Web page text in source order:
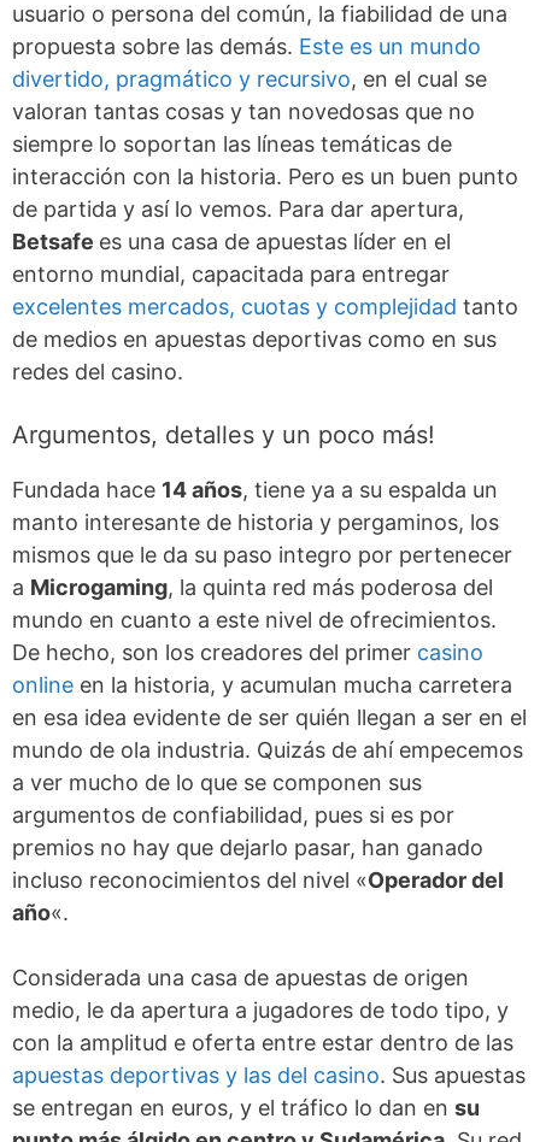
usuario o persona del común, la fiabilidad de una
propuesta sobre las demás. Este es un mundo
divertido, pragmático y recursivo, en el cual se
valoran tantas cosas y tan novedosas que no
siempre lo soportan las líneas temáticas de
interacción con la historia. Pero es un buen punto
de partida y así lo vemos. Para dar apertura,
Betsafe es una casa de apuestas líder en el
entorno mundial, capacitada para entregar
excelentes mercados, cuotas y complejidad tanto
de medios en apuestas deportivas como en sus
redes del casino.
Argumentos, detalles y un poco más!
Fundada hace 14 años, tiene ya a su espalda un
manto interesante de historia y pergaminos, los
mismos que le da su paso integro por pertenecer
a Microgaming, la quinta red más poderosa del
mundo en cuanto a este nivel de ofrecimientos.
De hecho, son los creadores del primer casino
online en la historia, y acumulan mucha carretera
en esa idea evidente de ser quién llegan a ser en el
mundo de ola industria. Quizás de ahí empecemos
a ver mucho de lo que se componen sus
argumentos de confiabilidad, pues si es por
premios no hay que dejarlo pasar, han ganado
incluso reconocimientos del nivel «Operador del
año«.
Considerada una casa de apuestas de origen
medio, le da apertura a jugadores de todo tipo, y
con la amplitud e oferta entre estar dentro de las
apuestas deportivas y las del casino. Sus apuestas
se entregan en euros, y el tráfico lo dan en su